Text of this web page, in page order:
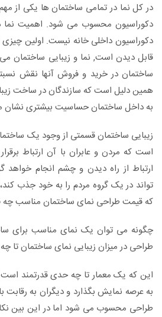
در کل نما در تمامی ساختمان ها یکی از
دکوراسیون محسوب می شود. اهمیت نما
دکوراسیون داخلی خانه نیست. اولین
قابل دیدن است, نما و زیبایی ساختمان
ساختمان در خرید و فروش آنها نقش
همین دلیل است که سازندگان در ساخت
به داخل ساختمان حساسیت بیشتری نشان
زیبایی ساختمان قسمتی از وجود یک
است که مردن و عابران با آن ارتباط
ارتباط از راه دیدن و چشم انجام
تواند در یک گروه مردم را به خود جذب
که قیمت طراحی نمای ساختمان مناسب
چگونه می توان یک نمای مناسب برای
طراحی در میزان زیبایی نمای ساختمان تا
این که یک معمار تا چه حدی قدرتمند
به عرصه نمایش بگذارد و دیگران به
طراحی محسوب می شود اما در این بین